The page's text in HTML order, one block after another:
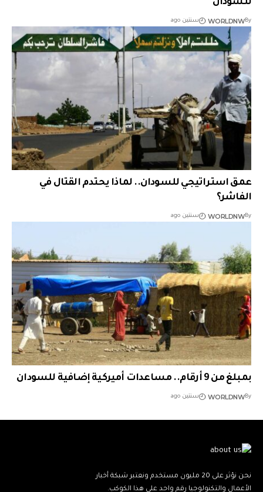
للسودان
By
WORLDNW سنتين ago
عمق استراتيجي للسودان.. لماذا يحتدم القتال في
الفاشر؟
By
WORLDNW سنتين ago
بمبلغ من 9 أرقام.. مساعدات أميركية إضافية للسودان
By
WORLDNW سنتين ago
نحن نؤثر على 20 مليون مستخدم ونعتبر شبكة أخبار
الأعمال والتكنولوجيا رقم واحد على هذا الكوكب.